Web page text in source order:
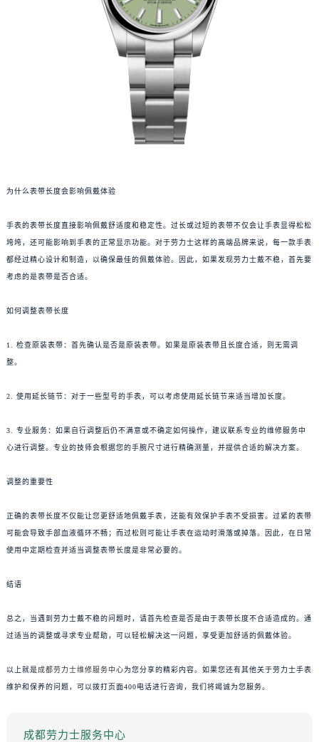
为什么表带长度会影响佩戴体验
手表的表带长度直接影响佩戴舒适度和稳定性。过长或过短的表带不仅会让手表显得松松
垮垮，还可能影响到手表的正常显示功能。对于劳力士这样的高端品牌来说，每一款手表
都经过精心设计和制造，以确保最佳的佩戴体验。因此，如果发现劳力士戴不稳，首先要
考虑的是表带是否合适。
如何调整表带长度
1. 检查原装表带：首先确认是否是原装表带。如果是原装表带且长度合适，则无需调
整。
2. 使用延长链节：对于一些型号的手表，可以考虑使用延长链节来适当增加长度。
3. 专业服务：如果自行调整后仍不满意或不确定如何操作，建议联系专业的维修服务中
心进行调整。专业的技师会根据您的手腕尺寸进行精确测量，并提供合适的解决方案。
调整的重要性
正确的表带长度不仅能让您更舒适地佩戴手表，还能有效保护手表不受损害。过紧的表带
可能会导致手部血液循环不畅；而过松则可能让手表在运动时滑落或掉落。因此，在日常
使用中定期检查并适当调整表带长度是非常必要的。
结语
总之，当遇到劳力士戴不稳的问题时，请首先检查是否是由于表带长度不合适造成的。通
过适当的调整或寻求专业帮助，可以轻松解决这一问题，享受更加舒适的佩戴体验。
以上就是成都劳力士维修服务中心为您分享的精彩内容。如果您还有其他关于劳力士手表
维护和保养的问题，可以拨打页面400电话进行咨询，我们将竭诚为您服务。
成都劳力士服务中心